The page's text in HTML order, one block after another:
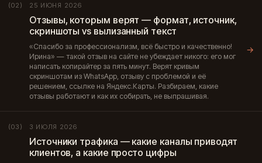
(02) 25 ИЮНЯ 2026
Отзывы, которым верят — формат, источник,
скриншоты vs вылизанный текст
«Спасибо за профессионализм, всё быстро и качественно!
Ирина» — такой отзыв на сайте не убеждает никого: его мог
написать копирайтер за пять минут. Верят кривым
скриншотам из WhatsApp, отзыву с проблемой и её
решением, ссылке на Яндекс.Карты. Разбираем, какие
отзывы работают и как их собирать, не выпрашивая.
→
(03) 3 ИЮЛЯ 2026
Источники трафика — какие каналы приводят
клиентов, а какие просто цифры